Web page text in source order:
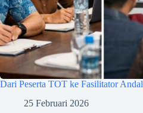
Dari Peserta TOT ke Fasilitator Andal
25 Februari 2026